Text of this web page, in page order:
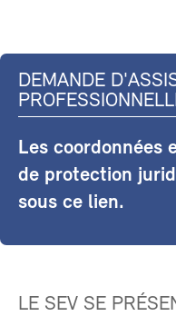
DEMANDE
Les coordonnées
de protection
sous ce lien.
LE SEV SE